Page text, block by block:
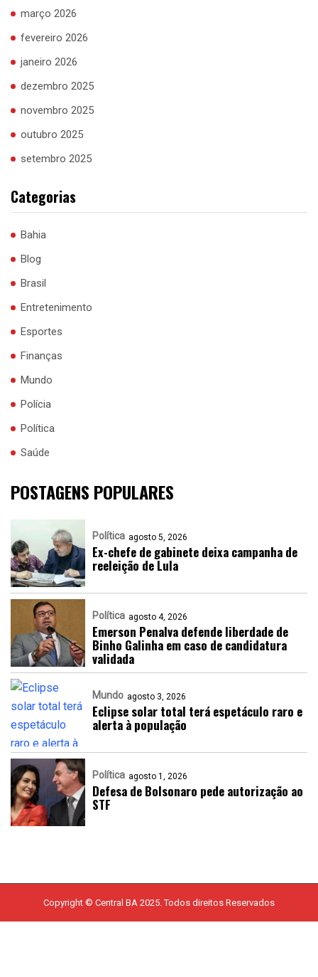
março 2026
fevereiro 2026
janeiro 2026
dezembro 2025
novembro 2025
outubro 2025
setembro 2025
Categorias
Bahia
Blog
Brasil
Entretenimento
Esportes
Finanças
Mundo
Polícia
Política
Saúde
POSTAGENS POPULARES
Política agosto 5, 2026
Ex-chefe de gabinete deixa campanha de
reeleição de Lula
Política agosto 4, 2026
Emerson Penalva defende liberdade de
Binho Galinha em caso de candidatura
validada
Mundo agosto 3, 2026
Eclipse solar total terá espetáculo raro e
alerta à população
Política agosto 1, 2026
Defesa de Bolsonaro pede autorização ao
STF
Copyright © Central BA 2025. Todos direitos Reservados